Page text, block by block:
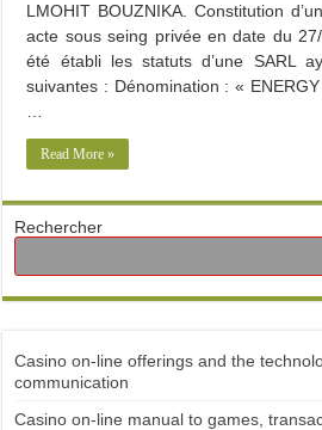
LMOHIT BOUZNIKA. Constitution
acte sous seing privée en date du
été établi les statuts d’une SARL
suivantes : Dénomination : «
Read More »
Rechercher
Casino on-line offerings and the
communication
Casino on-line manual to games,